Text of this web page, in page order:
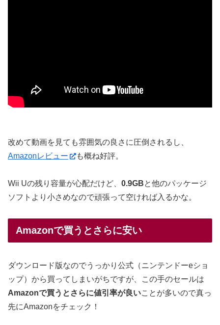
改めて動画を見ても雰囲気の良さに圧倒されるし、
Amazonレビュー
も概ね好評。
Wii Uの残り容量が心配だけど、 0.9GBと他のパッケージ
ソフトより小さめなので頑張って空ければ入るかな。
Amazonで買うとさらに安い
ダウンロード版なのでうっかり公式（ニンテンドーeショ
ップ）から買ってしまいがちですが、この手のセールは
Amazonで買うとさらに値引率が良いことが多いので真っ
先にAmazonをチェック！